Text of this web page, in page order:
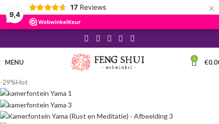
9,4
17 Reviews ×
MENU 0 €
-29%Hot